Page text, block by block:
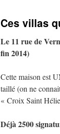
Ces villas
Le 11 rue de
fin 2014)
Cette maison est
taillé (on ne
« Croix Saint
Déjà 2500